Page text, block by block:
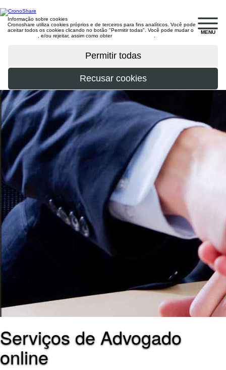
MENU
Informação sobre cookies
Cronoshare utiliza cookies próprios e de terceiros para fins analíticos. Você pode
aceitar todos os cookies clicando no botão "Permitir todas". Você pode mudar o
, e/ou rejeitar, assim como obter
Serviços de Advogado
online